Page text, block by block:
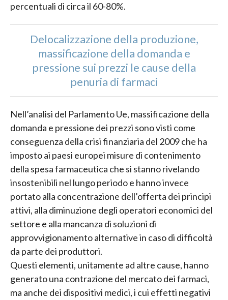
percentuali di circa il 60-80%.
Delocalizzazione della produzione,
massificazione della domanda e
pressione sui prezzi le cause della
penuria di farmaci
Nell’analisi del Parlamento Ue, massificazione della
domanda e pressione dei prezzi sono visti come
conseguenza della crisi finanziaria del 2009 che ha
imposto ai paesi europei misure di contenimento
della spesa farmaceutica che si stanno rivelando
insostenibili nel lungo periodo e hanno invece
portato alla concentrazione dell’offerta dei principi
attivi, alla diminuzione degli operatori economici del
settore e alla mancanza di soluzioni di
approvvigionamento alternative in caso di difficoltà
da parte dei produttori.
Questi elementi, unitamente ad altre cause, hanno
generato una contrazione del mercato dei farmaci,
ma anche dei dispositivi medici, i cui effetti negativi